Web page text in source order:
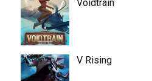
Voidtrain
V Rising